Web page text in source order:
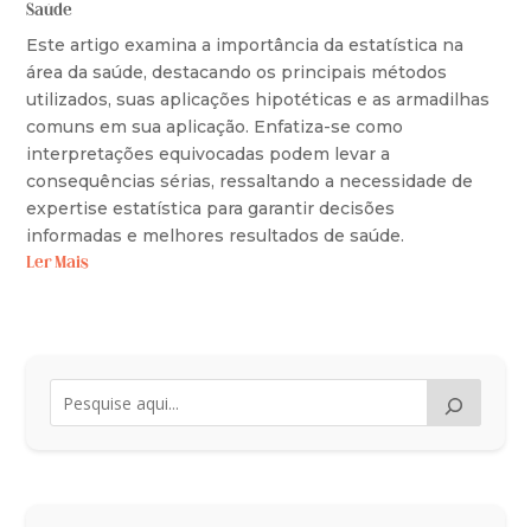
Saúde
Este artigo examina a importância da estatística na
área da saúde, destacando os principais métodos
utilizados, suas aplicações hipotéticas e as armadilhas
comuns em sua aplicação. Enfatiza-se como
interpretações equivocadas podem levar a
consequências sérias, ressaltando a necessidade de
expertise estatística para garantir decisões
informadas e melhores resultados de saúde.
Ler Mais